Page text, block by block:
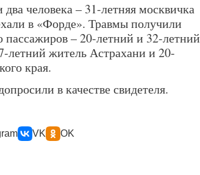
человека – 31-летняя москвичка
в «Форде». Травмы получили
пассажиров – 20-летний и 32-летний
летний житель Астрахани и 20-
края.
в качестве свидетеля.
VK OK